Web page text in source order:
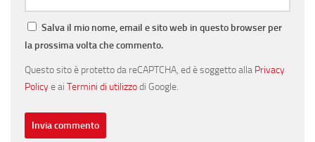
Salva il mio nome, email e sito web in questo browser per
la prossima volta che commento.
Questo sito è protetto da reCAPTCHA, ed è soggetto alla Privacy
Policye ai Termini di utilizzodi Google.